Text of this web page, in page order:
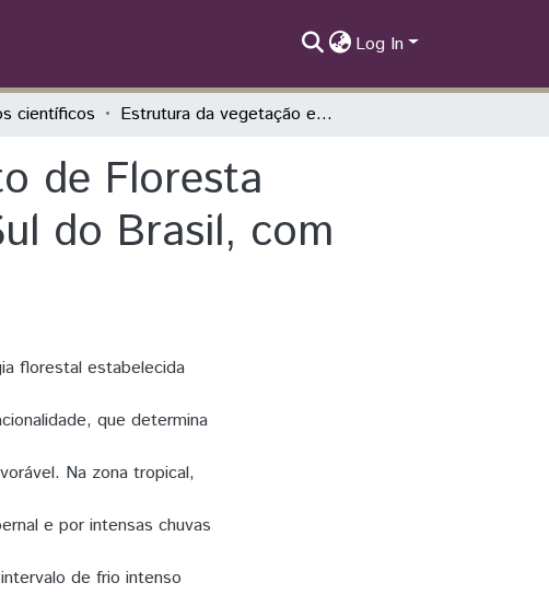
Log In
científicos Estrutura da vegetação em um fragmento de Floresta Estacional no oeste do Paraná, Região Sul do Brasil, com utilização de Sensoriamento Remoto
de Floresta
do Brasil, com
florestal estabelecida
que determina
Na zona tropical,
e por intensas chuvas
de frio intenso